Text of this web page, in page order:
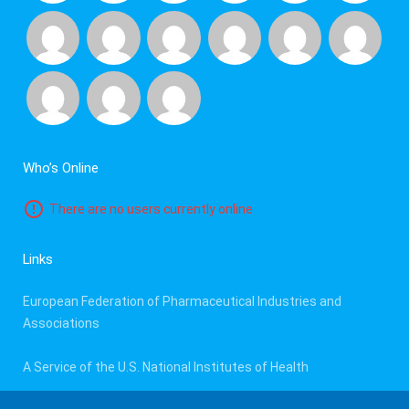
Who’s Online
There are no users currently online
Links
European Federation of Pharmaceutical Industries and
Associations
A Service of the U.S. National Institutes of Health